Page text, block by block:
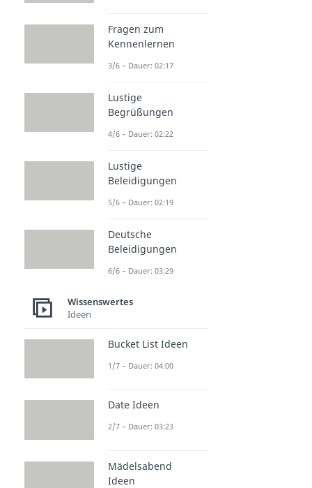
Fragen zum
Kennenlernen
3/6 – Dauer: 02:17
Lustige
Begrüßungen
4/6 – Dauer: 02:22
Lustige
Beleidigungen
5/6 – Dauer: 02:19
Deutsche
Beleidigungen
6/6 – Dauer: 03:29
Wissenswertes
Ideen
Bucket List Ideen
1/7 – Dauer: 04:00
Date Ideen
2/7 – Dauer: 03:23
Mädelsabend
Ideen